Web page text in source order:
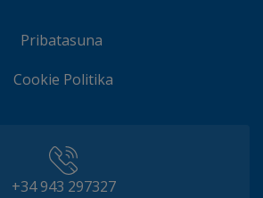
Pribatasuna
Cookie Politika
+34 943 297327